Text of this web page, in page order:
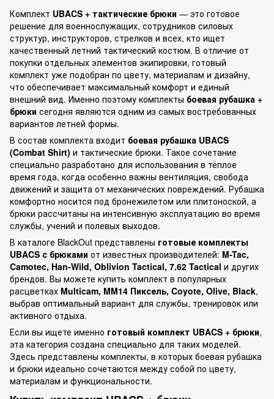
Комплект UBACS + тактические брюки — это готовое
решение для военнослужащих, сотрудников силовых
структур, инструкторов, стрелков и всех, кто ищет
качественный летний тактический костюм. В отличие от
покупки отдельных элементов экипировки, готовый
комплект уже подобран по цвету, материалам и дизайну,
что обеспечивает максимальный комфорт и единый
внешний вид. Именно поэтому комплекты боевая рубашка +
брюки сегодня являются одним из самых востребованных
вариантов летней формы.
В состав комплекта входит боевая рубашка UBACS
(Combat Shirt) и тактические брюки. Такое сочетание
специально разработано для использования в тёплое
время года, когда особенно важны вентиляция, свобода
движений и защита от механических повреждений. Рубашка
комфортно носится под бронежилетом или плитоноской, а
брюки рассчитаны на интенсивную эксплуатацию во время
службы, учений и полевых выходов.
В каталоге BlackOut представлены готовые комплекты
UBACS с брюками от известных производителей: M-Tac,
Camotec, Han-Wild, Oblivion Tactical, 7.62 Tactical и других
брендов. Вы можете купить комплект в популярных
расцветках Multicam, MM14 Пиксель, Coyote, Olive, Black,
выбрав оптимальный вариант для службы, тренировок или
активного отдыха.
Если вы ищете именно готовый комплект UBACS + брюки,
эта категория создана специально для таких моделей.
Здесь представлены комплекты, в которых боевая рубашка
и брюки идеально сочетаются между собой по цвету,
материалам и функциональности.